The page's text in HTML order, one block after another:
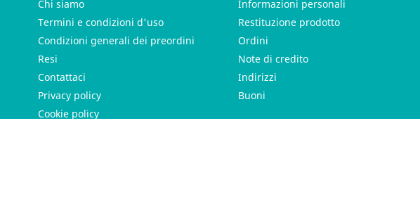
Chi siamo
Termini e condizioni d'uso
Condizioni generali dei preordini
Resi
Contattaci
Privacy policy
Cookie policy
Informazioni personali
Restituzione prodotto
Ordini
Note di credito
Indirizzi
Buoni